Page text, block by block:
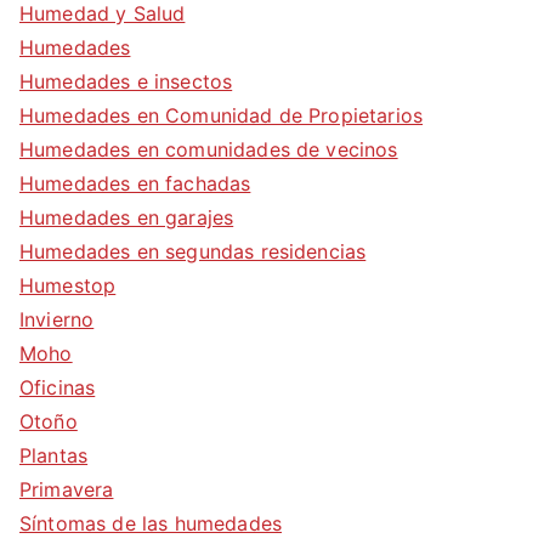
Humedad y Salud
Humedades
Humedades e insectos
Humedades en Comunidad de Propietarios
Humedades en comunidades de vecinos
Humedades en fachadas
Humedades en garajes
Humedades en segundas residencias
Humestop
Invierno
Moho
Oficinas
Otoño
Plantas
Primavera
Síntomas de las humedades